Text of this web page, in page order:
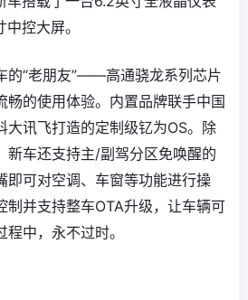
控大屏。
的“老朋友”——高通骁龙系列芯片
畅的使用体验。内置品牌联手中国
大讯飞打造的定制级钇为OS。除
新车还支持主/副驾分区免唤醒的
即可对空调、车窗等功能进行操
制并支持整车OTA升级，让车辆可
中，永不过时。